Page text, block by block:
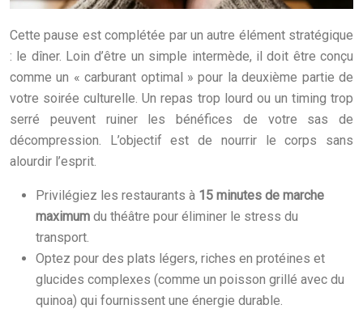
Cette pause est complétée par un autre élément stratégique
: le dîner. Loin d’être un simple intermède, il doit être conçu
comme un « carburant optimal » pour la deuxième partie de
votre soirée culturelle. Un repas trop lourd ou un timing trop
serré peuvent ruiner les bénéfices de votre sas de
décompression. L’objectif est de nourrir le corps sans
alourdir l’esprit.
Privilégiez les restaurants à 15 minutes de marche
maximum du théâtre pour éliminer le stress du
transport.
Optez pour des plats légers, riches en protéines et
glucides complexes (comme un poisson grillé avec du
quinoa) qui fournissent une énergie durable.